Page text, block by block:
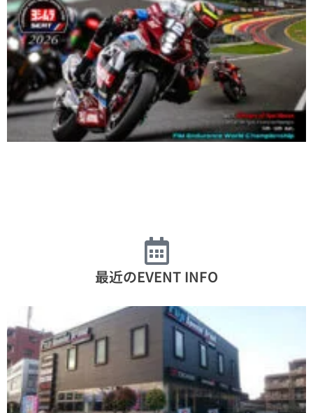
最近のEVENT INFO